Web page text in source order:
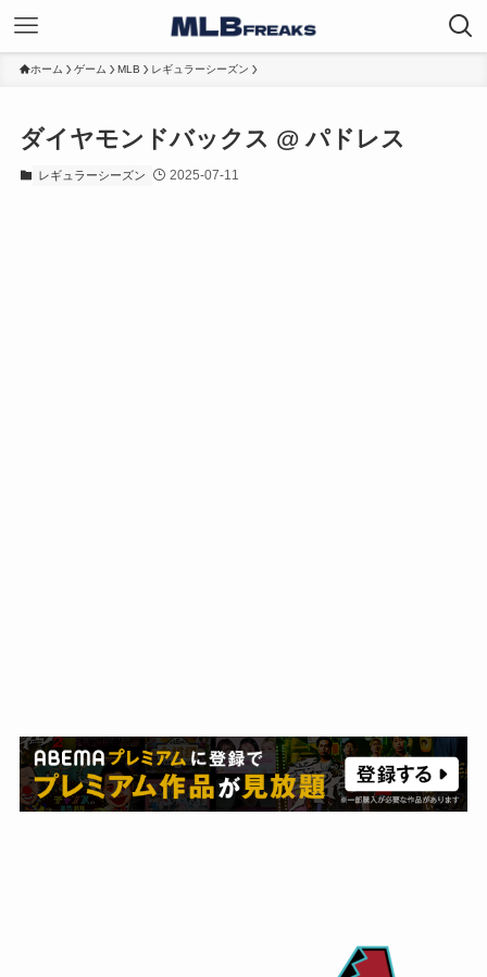
ホーム ゲーム MLB レギュラーシーズン
ダイヤモンドバックス @ パドレス
レギュラーシーズン 2025-07-11